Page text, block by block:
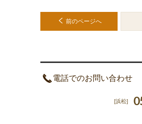
前のページへ
電話でのお問い合わせ
[浜松]